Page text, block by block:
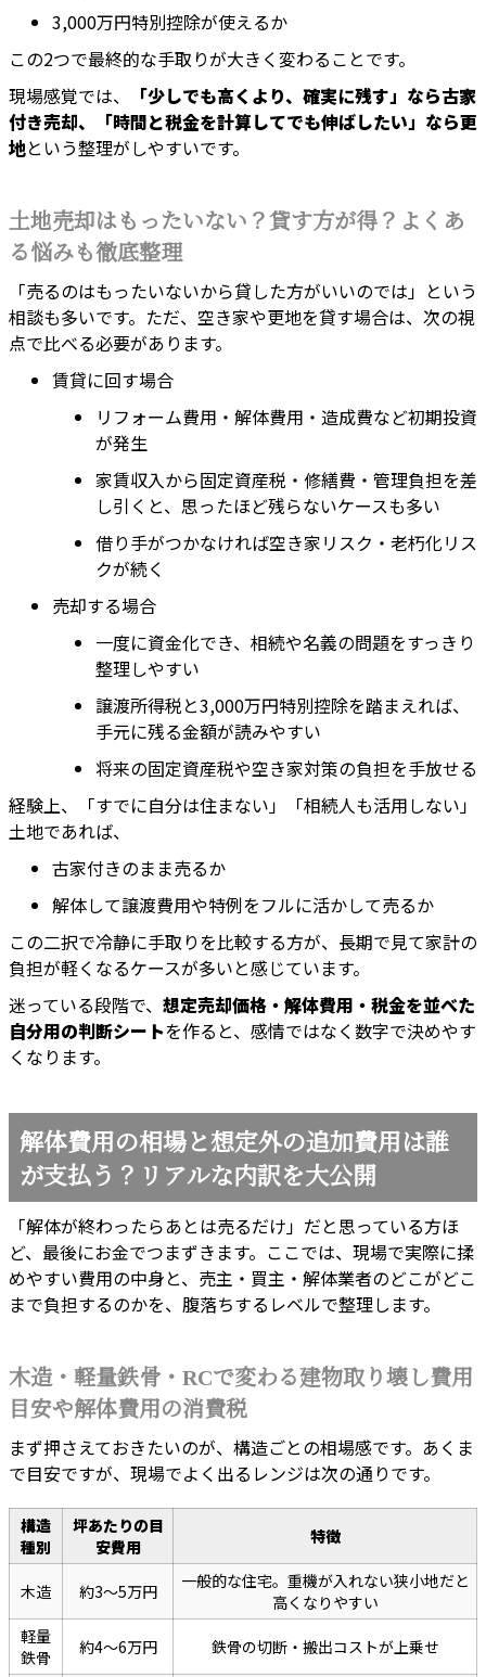
3,000万円特別控除が使えるか
この2つで最終的な手取りが大きく変わることです。
現場感覚では、
「少しでも高くより、確実に残す」なら古家
付き売却、「時間と税金を計算してでも伸ばしたい」なら更
地という整理がしやすいです。
土地売却はもったいない？貸す方が得？よくあ
る悩みも徹底整理
「売るのはもったいないから貸した方がいいのでは」という
相談も多いです。ただ、空き家や更地を貸す場合は、次の視
点で比べる必要があります。
賃貸に回す場合
リフォーム費用・解体費用・造成費など初期投資
が発生
家賃収入から固定資産税・修繕費・管理負担を差
し引くと、思ったほど残らないケースも多い
借り手がつかなければ空き家リスク・老朽化リス
クが続く
売却する場合
一度に資金化でき、相続や名義の問題をすっきり
整理しやすい
譲渡所得税と3,000万円特別控除を踏まえれば、
手元に残る金額が読みやすい
将来の固定資産税や空き家対策の負担を手放せる
経験上、「すでに自分は住まない」「相続人も活用しない」
土地であれば、
古家付きのまま売るか
解体して譲渡費用や特例をフルに活かして売るか
この二択で冷静に手取りを比較する方が、長期で見て家計の
負担が軽くなるケースが多いと感じています。
迷っている段階で、 想定売却価格・解体費用・税金を並べた
自分用の判断シートを作ると、感情ではなく数字で決めやす
くなります。
解体費用の相場と想定外の追加費用は誰
が支払う？リアルな内訳を大公開
「解体が終わったらあとは売るだけ」だと思っている方ほ
ど、最後にお金でつまずきます。ここでは、現場で実際に揉
めやすい費用の中身と、売主・買主・解体業者のどこがどこ
まで負担するのかを、腹落ちするレベルで整理します。
木造・軽量鉄骨・RCで変わる建物取り壊し費用
目安や解体費用の消費税
まず押さえておきたいのが、構造ごとの相場感です。あくま
で目安ですが、現場でよく出るレンジは次の通りです。
構造
種別
坪あたりの目
安費用
特徴
木造 約3〜5万円
一般的な住宅。重機が入れない狭小地だと
高くなりやすい
軽量
鉄骨
約4〜6万円 鉄骨の切断・搬出コストが上乗せ